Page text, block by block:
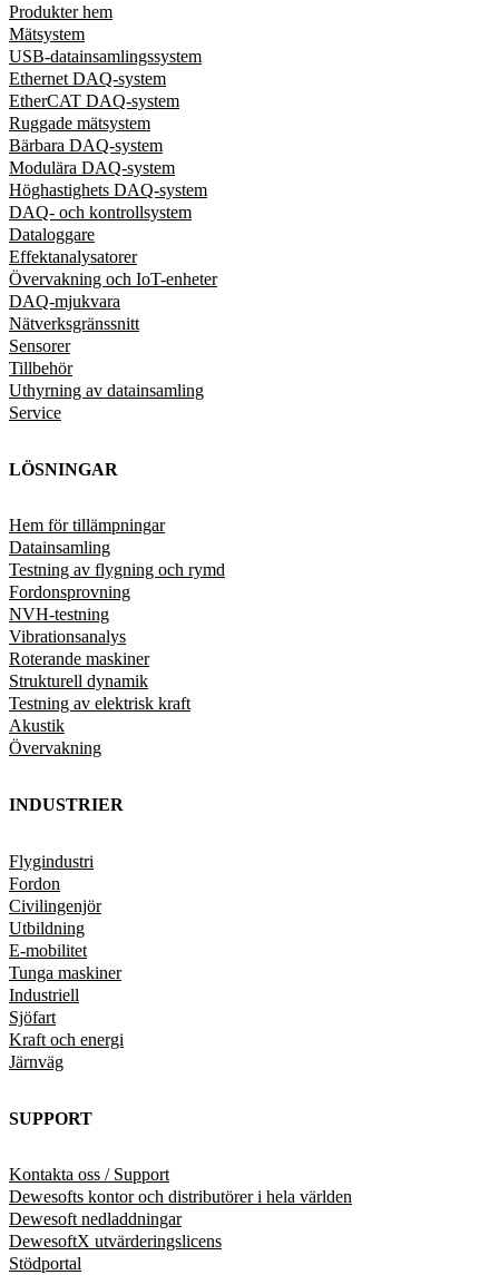
Produkter hem
Mätsystem
USB-datainsamlingssystem
Ethernet DAQ-system
EtherCAT DAQ-system
Ruggade mätsystem
Bärbara DAQ-system
Modulära DAQ-system
Höghastighets DAQ-system
DAQ- och kontrollsystem
Dataloggare
Effektanalysatorer
Övervakning och IoT-enheter
DAQ-mjukvara
Nätverksgränssnitt
Sensorer
Tillbehör
Uthyrning av datainsamling
Service
LÖSNINGAR
Hem för tillämpningar
Datainsamling
Testning av flygning och rymd
Fordonsprovning
NVH-testning
Vibrationsanalys
Roterande maskiner
Strukturell dynamik
Testning av elektrisk kraft
Akustik
Övervakning
INDUSTRIER
Flygindustri
Fordon
Civilingenjör
Utbildning
E-mobilitet
Tunga maskiner
Industriell
Sjöfart
Kraft och energi
Järnväg
SUPPORT
Kontakta oss / Support
Dewesofts kontor och distributörer i hela världen
Dewesoft nedladdningar
DewesoftX utvärderingslicens
Stödportal